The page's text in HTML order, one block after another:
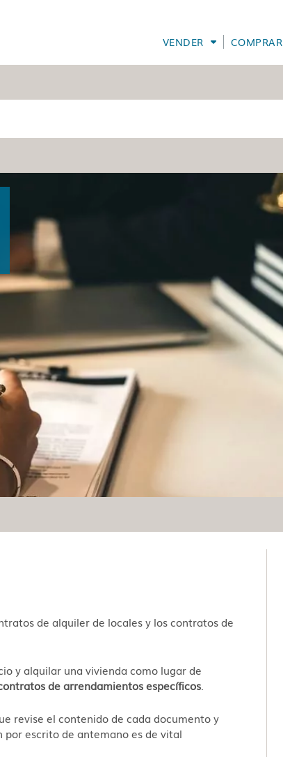
VENDER COMPRAR
de alquiler de locales y los contratos de
y alquilar una vivienda como lugar de
de arrendamientos específicos
revise el contenido de cada documento y
por escrito de antemano es de vital